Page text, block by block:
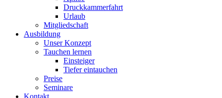
Druckkammerfahrt
Urlaub
Mitgliedschaft
Ausbildung
Unser Konzept
Tauchen lernen
Einsteiger
Tiefer eintauchen
Preise
Seminare
Kontakt